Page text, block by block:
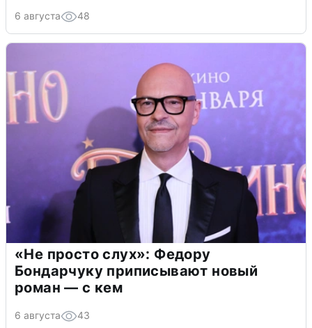
6 августа 48
«Не просто слух»: Федору
Бондарчуку приписывают новый
роман — с кем
6 августа 43